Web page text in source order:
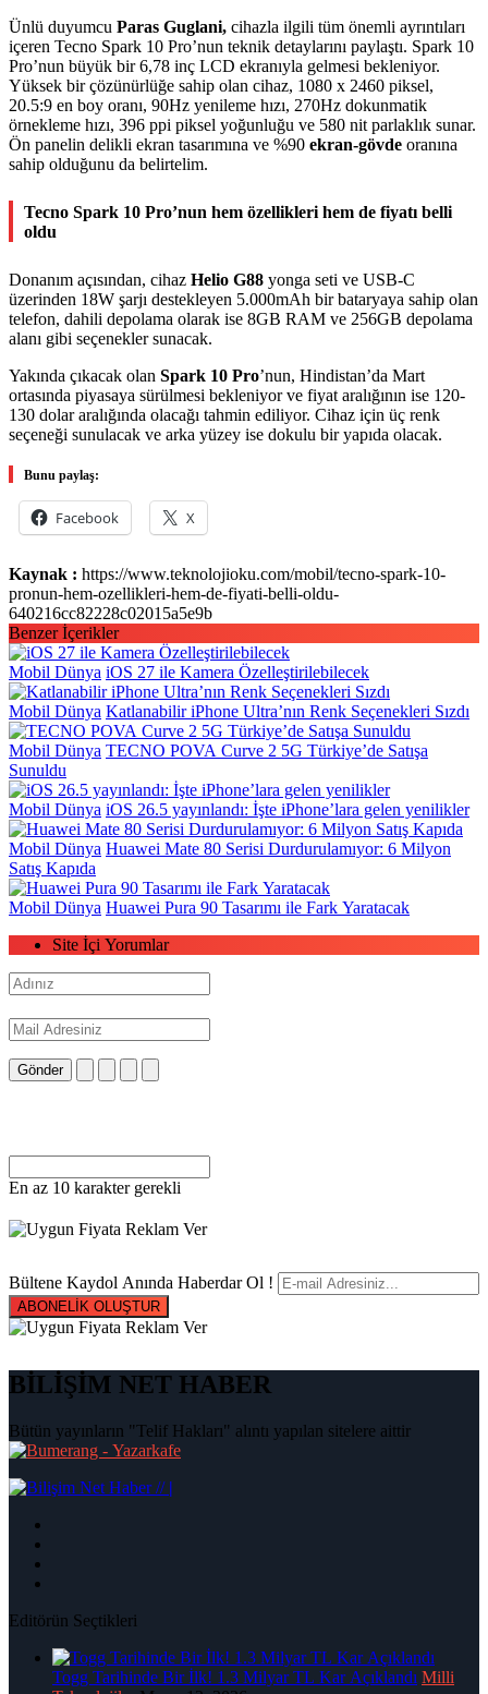
Ünlü duyumcu Paras Guglani, cihazla ilgili tüm önemli ayrıntıları
içeren Tecno Spark 10 Pro’nun teknik detaylarını paylaştı. Spark 10
Pro’nun büyük bir 6,78 inç LCD ekranıyla gelmesi bekleniyor.
Yüksek bir çözünürlüğe sahip olan cihaz, 1080 x 2460 piksel,
20.5:9 en boy oranı, 90Hz yenileme hızı, 270Hz dokunmatik
örnekleme hızı, 396 ppi piksel yoğunluğu ve 580 nit parlaklık sunar.
Ön panelin delikli ekran tasarımına ve %90 ekran-gövde oranına
sahip olduğunu da belirtelim.
Tecno Spark 10 Pro’nun hem özellikleri hem de fiyatı belli
oldu
Donanım açısından, cihaz Helio G88 yonga seti ve USB-C
üzerinden 18W şarjı destekleyen 5.000mAh bir bataryaya sahip olan
telefon, dahili depolama olarak ise 8GB RAM ve 256GB depolama
alanı gibi seçenekler sunacak.
Yakında çıkacak olan Spark 10 Pro’nun, Hindistan’da Mart
ortasında piyasaya sürülmesi bekleniyor ve fiyat aralığının ise 120-
130 dolar aralığında olacağı tahmin ediliyor. Cihaz için üç renk
seçeneği sunulacak ve arka yüzey ise dokulu bir yapıda olacak.
Bunu paylaş:
Facebook X
Kaynak : https://www.teknolojioku.com/mobil/tecno-spark-10-
pronun-hem-ozellikleri-hem-de-fiyati-belli-oldu-
640216cc82228c02015a5e9b
Benzer İçerikler
Mobil Dünya iOS 27 ile Kamera Özelleştirilebilecek
Mobil Dünya Katlanabilir iPhone Ultra’nın Renk Seçenekleri Sızdı
Mobil Dünya TECNO POVA Curve 2 5G Türkiye’de Satışa
Sunuldu
Mobil Dünya iOS 26.5 yayınlandı: İşte iPhone’lara gelen yenilikler
Mobil Dünya Huawei Mate 80 Serisi Durdurulamıyor: 6 Milyon
Satış Kapıda
Mobil Dünya Huawei Pura 90 Tasarımı ile Fark Yaratacak
Site İçi Yorumlar
Gönder
En az 10 karakter gerekli
Bültene Kaydol Anında Haberdar Ol !
ABONELİK OLUŞTUR
BİLİŞİM NET HABER
Bütün yayınların "Telif Hakları" alıntı yapılan sitelere aittir
|
Editörün Seçtikleri
Togg Tarihinde Bir İlk! 1.3 Milyar TL Kar Açıklandı Milli